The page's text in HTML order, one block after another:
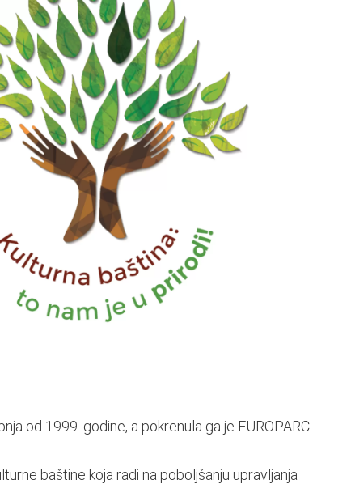
od 1999. godine, a pokrenula ga je EUROPARC
baštine koja radi na poboljšanju upravljanja